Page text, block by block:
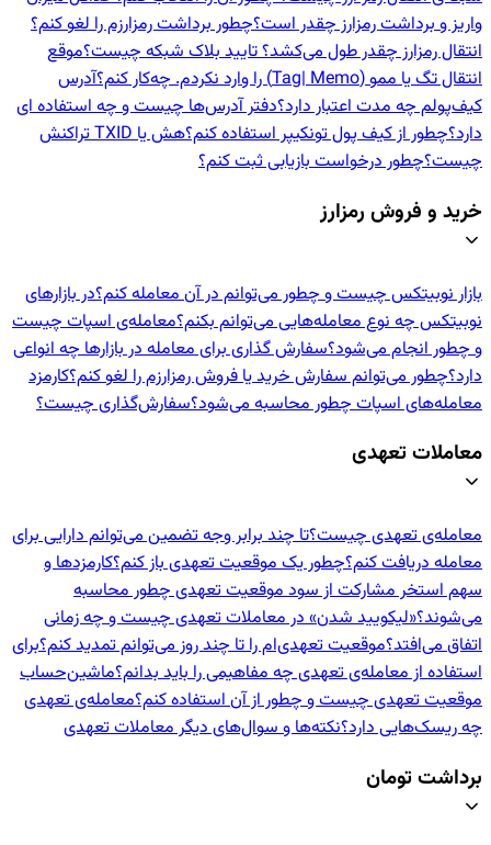
واریز و برداشت رمزارز چقدر است؟چطور برداشت رمزارزم را لغو کنم؟
انتقال رمزارز چقدر طول می‌کشد؟ تایید بلاک شبکه چیست؟موقع
انتقال تگ یا ممو (Tag| Memo) را وارد نکردم. چه‌کار کنم؟
آدرس
کیف‌پولم چه مدت اعتبار دارد؟دفتر آدرس‌ها چیست و چه استفاده ای
دارد؟چطور از کیف پول تونکیپر استفاده کنم؟
هش یا TXID تراکنش
چیست؟چطور درخواست بازیابی ثبت کنم؟
خرید و فروش رمزارز
بازار نوبیتکس چیست و چطور می‌توانم در آن معامله کنم؟در بازارهای
نوبیتکس چه نوع معامله‌هایی می‌توانم بکنم؟معامله‌ی اسپات چیست
و چطور انجام می‌شود؟سفارش گذاری برای معامله در بازارها چه انواعی
دارد؟چطور می‌توانم سفارش خرید یا فروش رمزارزم را لغو کنم؟کارمزد
معامله‌های اسپات چطور محاسبه می‌شود؟سفارش‌گذاری چیست؟
معاملات تعهدی
معامله‌ی تعهدی چیست؟تا چند برابر وجه تضمین می‌توانم دارایی برای
معامله دریافت کنم؟چطور یک موقعیت تعهدی باز کنم؟کارمزدها و
سهم استخر مشارکت از سود موقعیت تعهدی چطور محاسبه
می‌شوند؟«لیکویید شدن» در معاملات تعهدی چیست و چه زمانی
اتفاق می‌افتد؟موقعیت تعهدی‌ام را تا چند روز می‌توانم تمدید کنم؟برای
استفاده از معامله‌ی تعهدی چه مفاهیمی را باید بدانم؟ماشین‌حساب
موقعیت تعهدی چیست و چطور از آن استفاده کنم؟معامله‌ی تعهدی
چه ریسک‌هایی دارد؟نکته‌ها و سوال‌های دیگر معاملات تعهدی
برداشت تومان